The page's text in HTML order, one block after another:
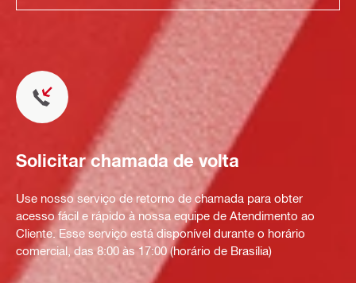
Solicitar chamada de volta
Use nosso serviço de retorno de chamada para obter
acesso fácil e rápido à nossa equipe de Atendimento ao
Cliente. Esse serviço está disponível durante o horário
comercial, das 8:00 às 17:00 (horário de Brasília)